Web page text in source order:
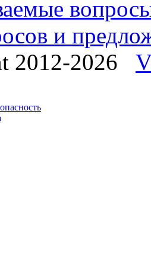
и
2012-2026